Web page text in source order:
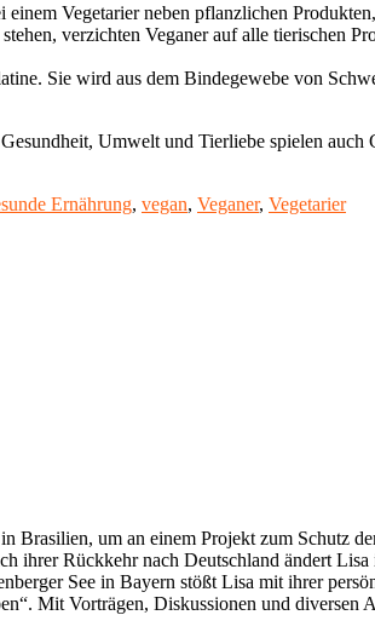
Vegetarier neben pflanzlichen
verzichten Veganer auf alle tierischen
Sie wird aus dem Bindegewebe von
Umwelt und Tierliebe spielen
Ernährung, vegan, Veganer, Vegetarier
um an einem Projekt zum Schutz
ihrer Rückkehr nach Deutschland ändert
See in Bayern stößt Lisa mit ihrer
Mit Vorträgen, Diskussionen und diversen